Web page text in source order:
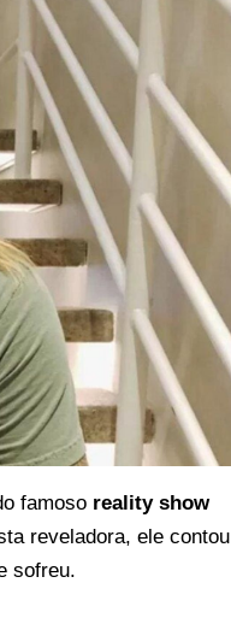
famoso reality show
reveladora, ele contou
sofreu.